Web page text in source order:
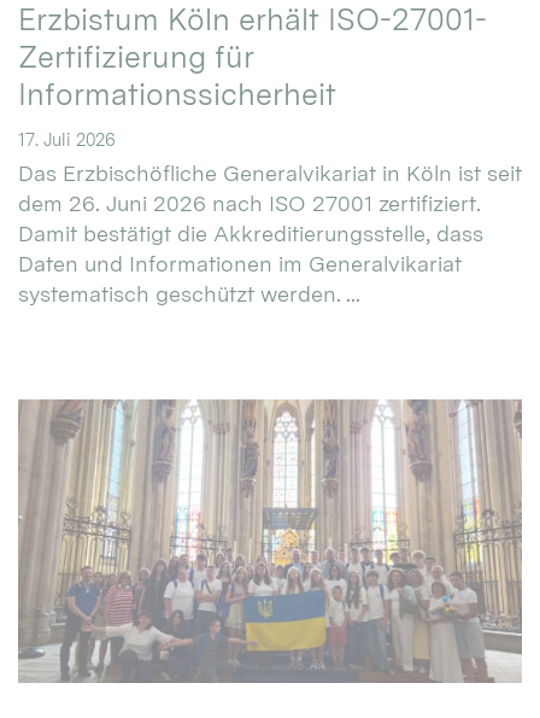
Erzbistum Köln erhält ISO-27001-
Zertifizierung für
Informationssicherheit
17. Juli 2026
Das Erzbischöfliche Generalvikariat in Köln ist seit
dem 26. Juni 2026 nach ISO 27001 zertifiziert.
Damit bestätigt die Akkreditierungsstelle, dass
Daten und Informationen im Generalvikariat
systematisch geschützt werden. ...